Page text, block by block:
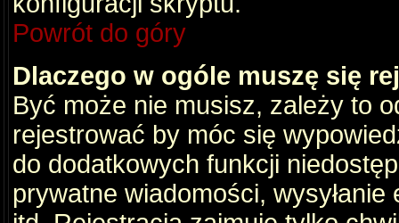
Powrót do góry
Dlaczego w ogóle muszę się
Być może nie musisz, zależy to
rejestrować by móc się
do dodatkowych funkcji
prywatne wiadomości,